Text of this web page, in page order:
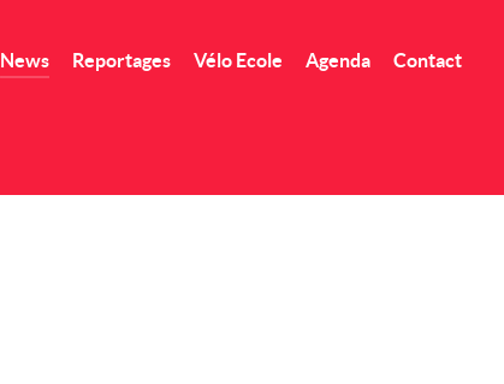
News Reportages Vélo Ecole Agenda Contact